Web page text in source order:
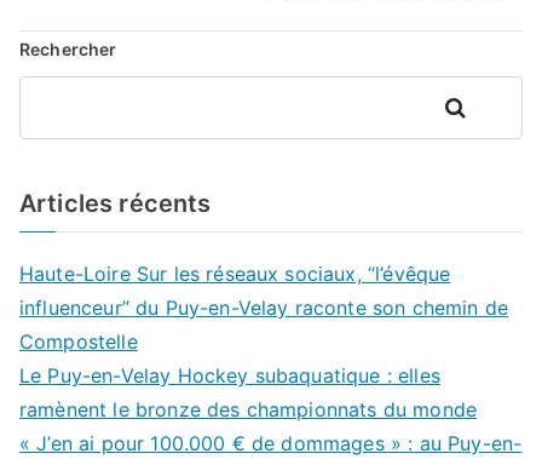
Rechercher
Rechercher
Articles récents
Haute-Loire Sur les réseaux sociaux, “l’évêque
influenceur” du Puy-en-Velay raconte son chemin de
Compostelle
Le Puy-en-Velay Hockey subaquatique : elles
ramènent le bronze des championnats du monde
« J’en ai pour 100.000 € de dommages » : au Puy-en-